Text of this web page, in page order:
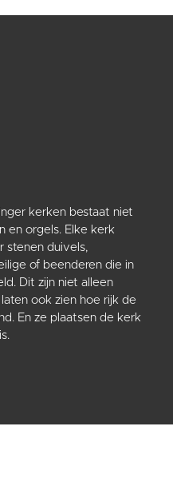
kerken bestaat niet
en orgels. Elke kerk
stenen duivels,
of beenderen die in
Dit zijn niet alleen
ook zien hoe rijk de
En ze plaatsen de kerk